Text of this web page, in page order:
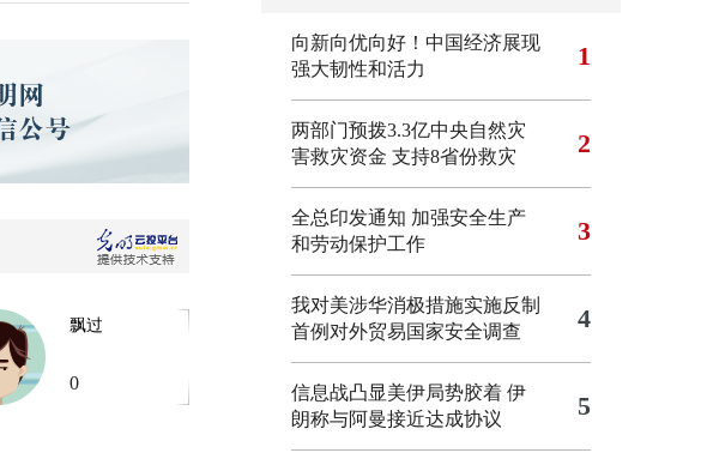
飘过
0
向新向优向好！中国经济展现
强大韧性和活力
1
两部门预拨3.3亿中央自然灾
害救灾资金 支持8省份救灾
2
全总印发通知 加强安全生产
和劳动保护工作
3
我对美涉华消极措施实施反制
首例对外贸易国家安全调查
4
信息战凸显美伊局势胶着 伊
朗称与阿曼接近达成协议
5